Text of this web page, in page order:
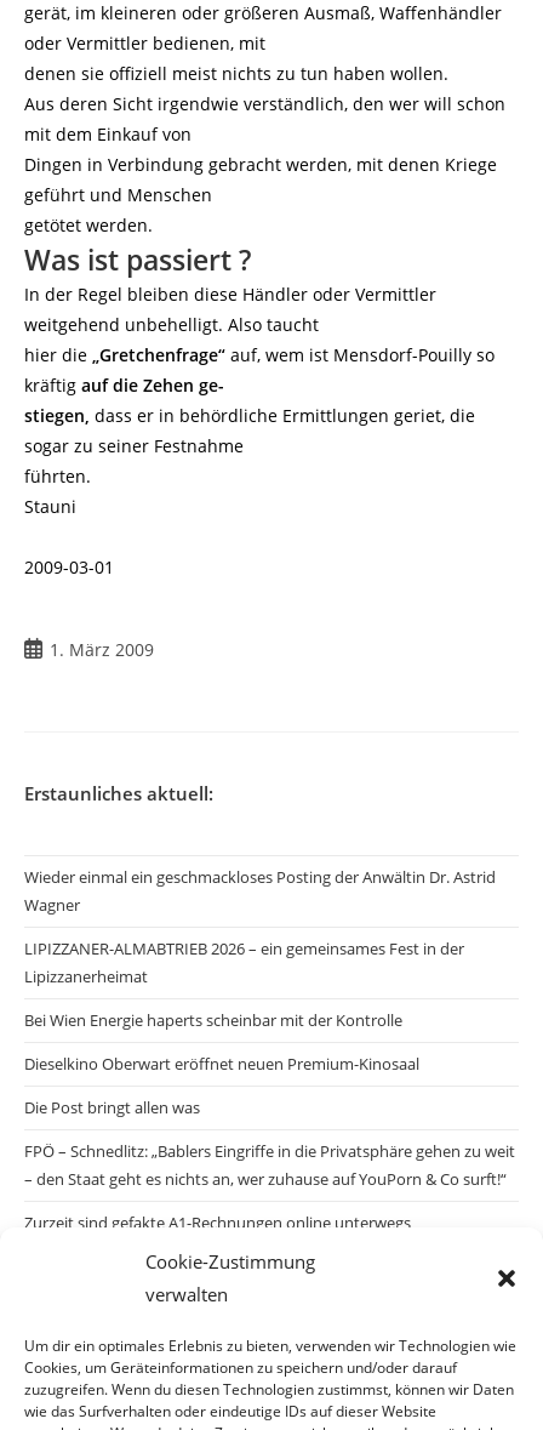
Cookie-Zustimmung
verwalten
Um dir ein optimales Erlebnis zu bieten, verwenden wir Technologien wie
Cookies, um Geräteinformationen zu speichern und/oder darauf
zuzugreifen. Wenn du diesen Technologien zustimmst, können wir Daten
wie das Surfverhalten oder eindeutige IDs auf dieser Website
gerät, im kleineren oder größeren Ausmaß, Waffenhändler
oder Vermittler bedienen, mit
denen sie offiziell meist nichts zu tun haben wollen.
Aus deren Sicht irgendwie verständlich, den wer will schon
mit dem Einkauf von
Dingen in Verbindung gebracht werden, mit denen Kriege
geführt und Menschen
getötet werden.
Was ist passiert ?
In der Regel bleiben diese Händler oder Vermittler
weitgehend unbehelligt. Also taucht
hier die „Gretchenfrage“ auf, wem ist Mensdorf-Pouilly so
kräftig auf die Zehen ge-
stiegen, dass er in behördliche Ermittlungen geriet, die
sogar zu seiner Festnahme
führten.
Stauni
2009-03-01
Beitrag1. März 2009
Erstaunliches aktuell:
Wieder einmal ein geschmackloses Posting der Anwältin Dr. Astrid
Wagner
LIPIZZANER-ALMABTRIEB 2026 – ein gemeinsames Fest in der
Lipizzanerheimat
Bei Wien Energie haperts scheinbar mit der Kontrolle
Dieselkino Oberwart eröffnet neuen Premium-Kinosaal
Die Post bringt allen was
FPÖ – Schnedlitz: „Bablers Eingriffe in die Privatsphäre gehen zu weit
– den Staat geht es nichts an, wer zuhause auf YouPorn & Co surft!“
Zurzeit sind gefakte A1-Rechnungen online unterwegs
Salzburgs Juden und ihre Sicherheit: „Erst nach einem Anschlag wäre
die Gefahr endlich konkret!“
Biologisches Wunder in Ceuta
Ein vermeintliches Abschiebemärchen